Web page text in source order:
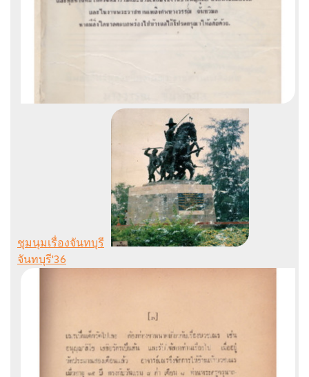
ชุมนุมเรื่องจันทบุรี
จันทบุรี'36